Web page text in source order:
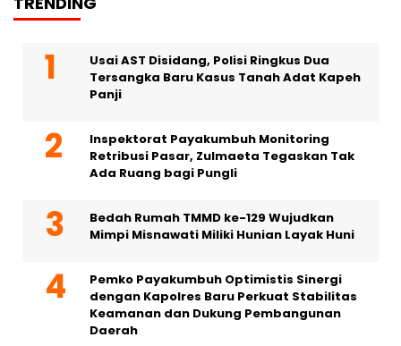
Usai AST Disidang, Polisi Ringkus Dua
Tersangka Baru Kasus Tanah Adat Kapeh
Panji
Inspektorat Payakumbuh Monitoring
Retribusi Pasar, Zulmaeta Tegaskan Tak
Ada Ruang bagi Pungli
Bedah Rumah TMMD ke-129 Wujudkan
Mimpi Misnawati Miliki Hunian Layak Huni
Pemko Payakumbuh Optimistis Sinergi
dengan Kapolres Baru Perkuat Stabilitas
Keamanan dan Dukung Pembangunan
Daerah